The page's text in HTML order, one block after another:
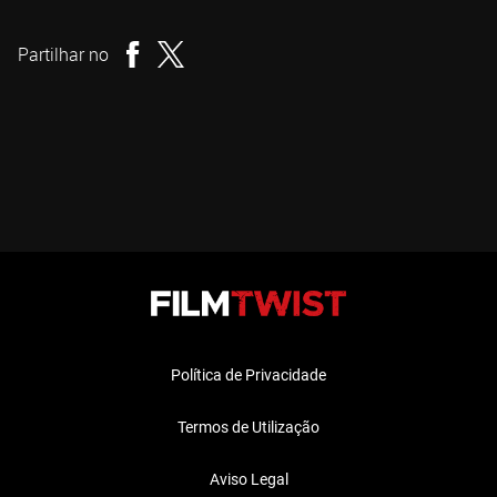
Partilhar no
Política de Privacidade
Termos de Utilização
Aviso Legal